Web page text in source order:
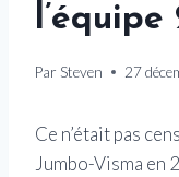
l’équipe
Par Steven 27
Ce n’était pas
Jumbo-Visma en